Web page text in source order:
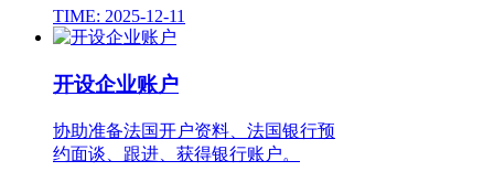
TIME: 2025-12-11
开设企业账户
协助准备法国开户资料、法国银行预
约面谈、跟进、获得银行账户。